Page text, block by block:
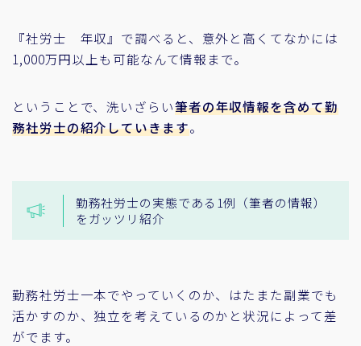
『社労士 年収』で調べると、意外と高くてなかには
1,000万円以上も可能なんて情報まで。
ということで、洗いざらい筆者の年収情報を含めて勤
務社労士の紹介していきます。
勤務社労士の実態である1例（筆者の情報）
をガッツリ紹介
勤務社労士一本でやっていくのか、はたまた副業でも
活かすのか、独立を考えているのかと状況によって差
がでます。